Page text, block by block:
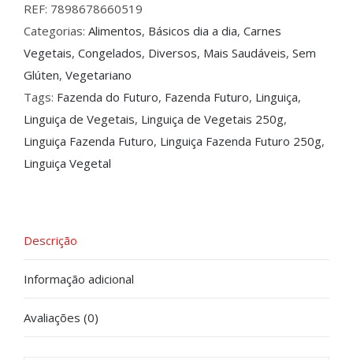
REF: 7898678660519
Categorias: Alimentos, Básicos dia a dia, Carnes
Vegetais, Congelados, Diversos, Mais Saudáveis, Sem
Glúten, Vegetariano
Tags: Fazenda do Futuro, Fazenda Futuro, Linguiça,
Linguiça de Vegetais, Linguiça de Vegetais 250g,
Linguiça Fazenda Futuro, Linguiça Fazenda Futuro 250g,
Linguiça Vegetal
Descrição
Informação adicional
Avaliações (0)